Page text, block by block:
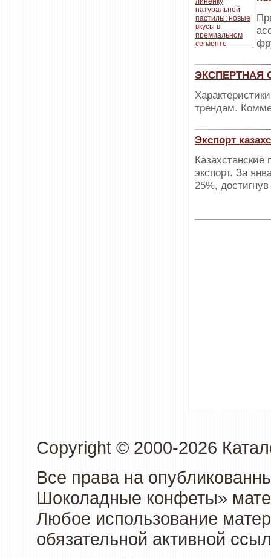
ЭКСПЕРТНАЯ
трендам.
Экспорт
экспорт. За
25%,
Copyright © 2000-2026
Все права на
Шоколадные конфеты»
Любое использование
обязательной активной